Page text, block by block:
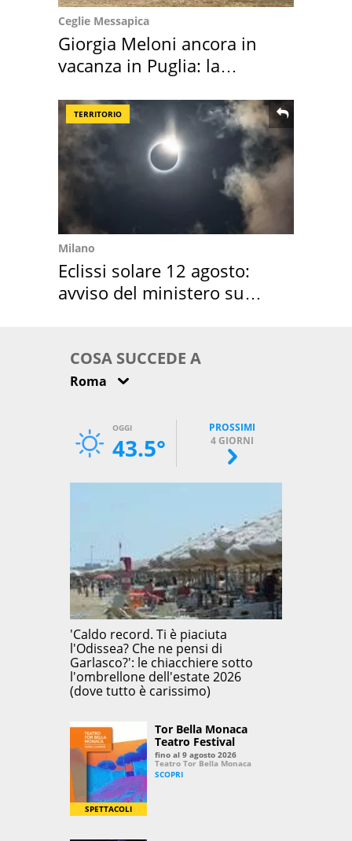
Ceglie Messapica
Giorgia Meloni ancora in
vacanza in Puglia: la
TERRITORIO
Milano
Eclissi solare 12 agosto:
avviso del ministero su